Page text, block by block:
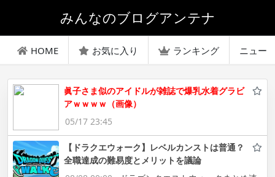
みんなのブログアンテナ
HOME お気に入り ランキング ニュー
眞子さま似のアイドルが雑誌で爆乳水着グラビ
アｗｗｗｗ（画像）
05/17 23:45
【ドラクエウォーク】レベルカンストは普通？
全職達成の難易度とメリットを議論